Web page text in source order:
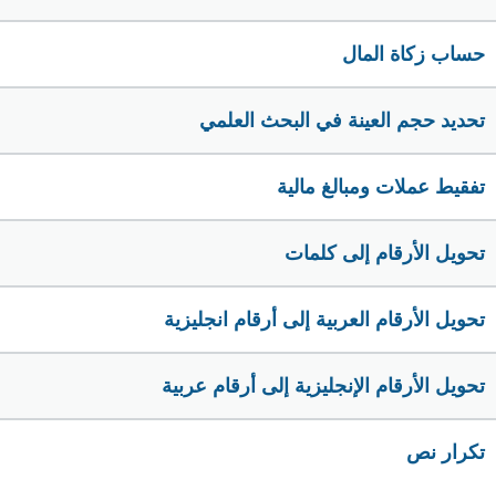
حساب زكاة المال
تحديد حجم العينة في البحث العلمي
تفقيط عملات ومبالغ مالية
تحويل الأرقام إلى كلمات
تحويل الأرقام العربية إلى أرقام انجليزية
تحويل الأرقام الإنجليزية إلى أرقام عربية
تكرار نص